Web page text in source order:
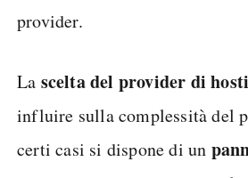
provider.
La scelta del provider di
influire sulla complessità del
certi casi si dispone di un